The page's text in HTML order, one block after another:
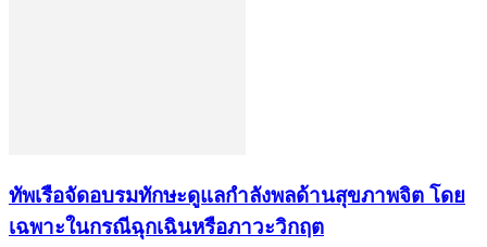
ทัพเรือจัดอบรมทักษะดูแลกำลังพลด้านสุขภาพจิต โดย
เฉพาะในกรณีฉุกเฉินหรือภาวะวิกฤต